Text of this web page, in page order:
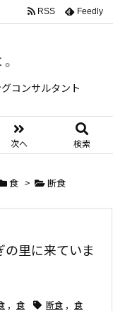
コンサルタント
次へ 検索
RSS Feedly
食 > 断食
里に来ていま
, 食 断食 , 食